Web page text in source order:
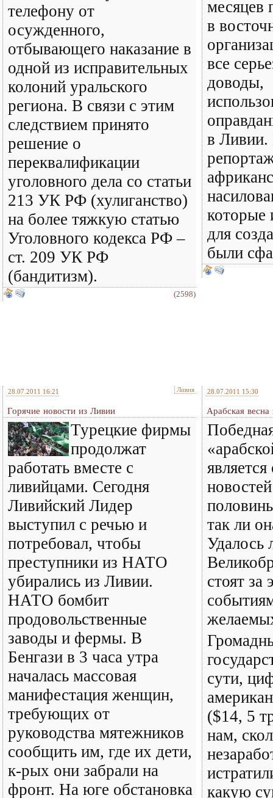
телефону от
осужденного,
отбывающего наказание в
одной из исправительных
колоний уральского
региона. В связи с этим
следствием принято
решение о
переквалификации
уголовного дела со статьи
213 УК РФ (хулиганство)
на более тяжкую статью
Уголовного кодекса РФ –
ст. 209 УК РФ
(бандитизм).
(2598)
месяцев
в
все
доводы,
в Ливии.
которые
для
были
28.07.2011 16:21 Ливия
Горячие новости из Ливии
Турецкие фирмы
продолжат
работать вместе с
ливийцами. Сегодня
Ливийский Лидер
выступил с речью и
потребовал, чтобы
преступники из НАТО
убирались из Ливии.
НАТО бомбит
продовольственные
заводы и фермы. В
Бенгази в 3 часа утра
началась массовая
манифестация женщин,
требующих от
руководства мятежников
сообщить им, где их дети,
к-рых они забрали на
фронт. На юге обстановка
28.07.2011 15:30
Арабская весна
так ли
стоят за
сути,
($14, 5
нам,
какую